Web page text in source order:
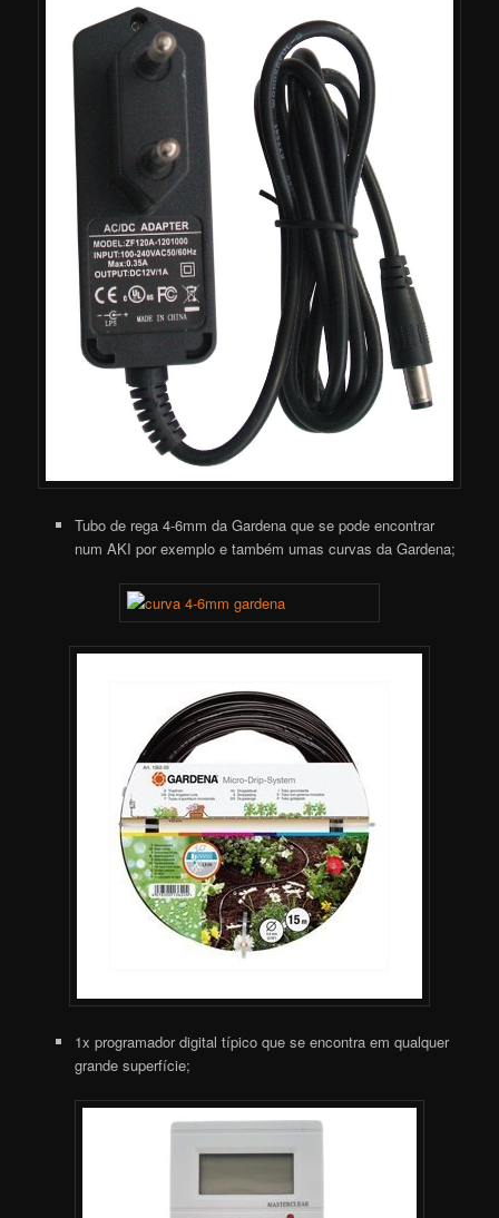
Tubo de rega 4-6mm da Gardena que se pode encontrar
num AKI por exemplo e também umas curvas da Gardena;
1x programador digital típico que se encontra em qualquer
grande superfície;